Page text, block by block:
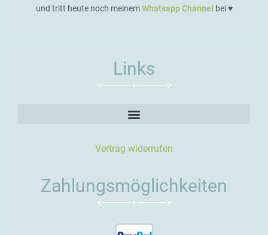
und tritt heute noch meinemWhatsapp Channel bei ♥️
Links
Vertrag widerrufen
Zahlungsmöglichkeiten